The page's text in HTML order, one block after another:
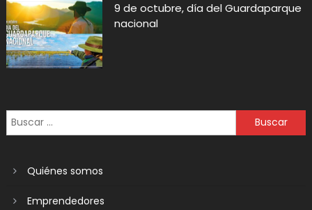
9 de octubre, día del Guardaparque
nacional
Quiénes somos
Emprendedores